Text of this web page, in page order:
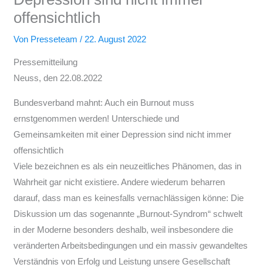
offensichtlich
Von Presseteam/ 22. August 2022
Pressemitteilung
Neuss, den 22.08.2022
Bundesverband mahnt: Auch ein Burnout muss
ernstgenommen werden! Unterschiede und
Gemeinsamkeiten mit einer Depression sind nicht immer
offensichtlich
Viele bezeichnen es als ein neuzeitliches Phänomen, das in
Wahrheit gar nicht existiere. Andere wiederum beharren
darauf, dass man es keinesfalls vernachlässigen könne: Die
Diskussion um das sogenannte „Burnout-Syndrom“ schwelt
in der Moderne besonders deshalb, weil insbesondere die
veränderten Arbeitsbedingungen und ein massiv gewandeltes
Verständnis von Erfolg und Leistung unsere Gesellschaft